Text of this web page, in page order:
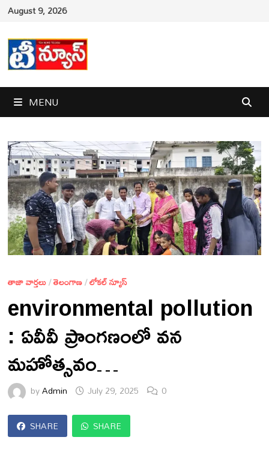
Skip
content
August 9, 2026
MENU
తాజా వార్తలు/తెలంగాణ/లోకల్ న్యూస్
environmental pollution
: ఏవీవీ ప్రాంగణంలో వన
మహోత్సవం…
byAdmin July 29, 2025 0
SHARE SHARE